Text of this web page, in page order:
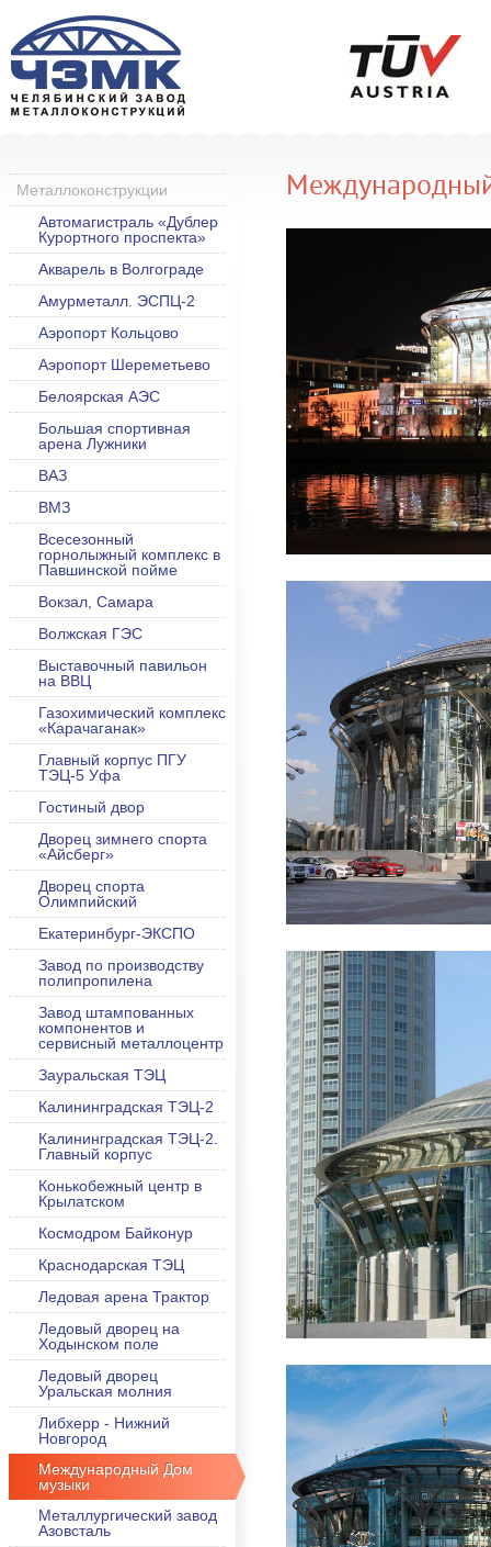
Металлоконструкции
Автомагистраль «Дублер
Курортного проспекта»
Акварель в Волгограде
Амурметалл. ЭСПЦ-2
Аэропорт Кольцово
Аэропорт Шереметьево
Белоярская АЭС
Большая спортивная
арена Лужники
ВАЗ
ВМЗ
Всесезонный
горнолыжный комплекс в
Павшинской пойме
Вокзал, Самара
Волжская ГЭС
Выставочный павильон
на ВВЦ
Газохимический комплекс
«Карачаганак»
Главный корпус ПГУ
ТЭЦ-5 Уфа
Гостиный двор
Дворец зимнего спорта
«Айсберг»
Дворец спорта
Олимпийский
Екатеринбург-ЭКСПО
Завод по производству
полипропилена
Завод штампованных
компонентов и
сервисный металлоцентр
Зауральская ТЭЦ
Калининградская ТЭЦ-2
Калининградская ТЭЦ-2.
Главный корпус
Конькобежный центр в
Крылатском
Космодром Байконур
Краснодарская ТЭЦ
Ледовая арена Трактор
Ледовый дворец на
Ходынском поле
Ледовый дворец
Уральская молния
Либхерр - Нижний
Новгород
Международный Дом
музыки
Металлургический завод
Азовсталь